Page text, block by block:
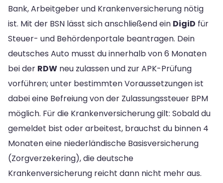
Bank, Arbeitgeber und Krankenversicherung nötig
ist. Mit der BSN lässt sich anschließend ein DigiD für
Steuer- und Behördenportale beantragen. Dein
deutsches Auto musst du innerhalb von 6 Monaten
bei der RDW neu zulassen und zur APK-Prüfung
vorführen; unter bestimmten Voraussetzungen ist
dabei eine Befreiung von der Zulassungssteuer BPM
möglich. Für die Krankenversicherung gilt: Sobald du
gemeldet bist oder arbeitest, brauchst du binnen 4
Monaten eine niederländische Basisversicherung
(Zorgverzekering), die deutsche
Krankenversicherung reicht dann nicht mehr aus.